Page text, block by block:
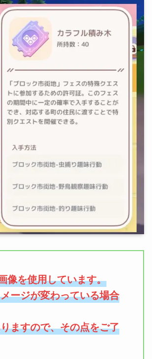
像を使用しています。
ージが変わっている場合
ますので、その点をご了